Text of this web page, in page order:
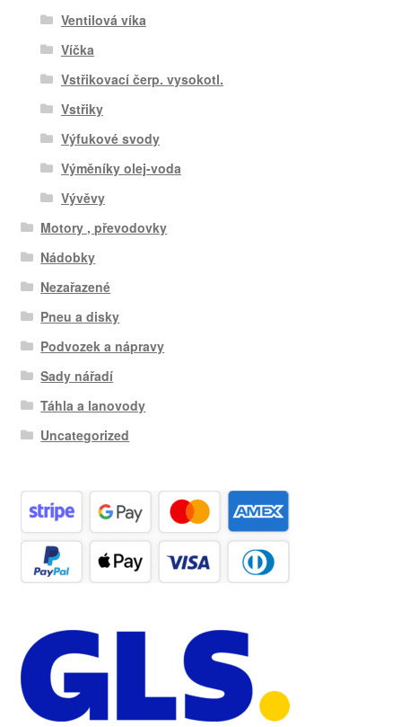
Ventilová víka
Víčka
Vstřikovací čerp. vysokotl.
Vstřiky
Výfukové svody
Výměníky olej-voda
Vývěvy
Motory , převodovky
Nádobky
Nezařazené
Pneu a disky
Podvozek a nápravy
Sady nářadí
Táhla a lanovody
Uncategorized